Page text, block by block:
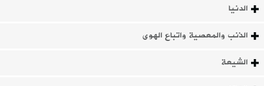
الدنيا
الذنب والمعصية واتباع الهوى
الشيعة